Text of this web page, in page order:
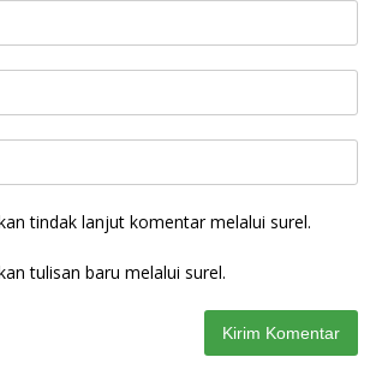
tindak lanjut komentar melalui surel.
tulisan baru melalui surel.